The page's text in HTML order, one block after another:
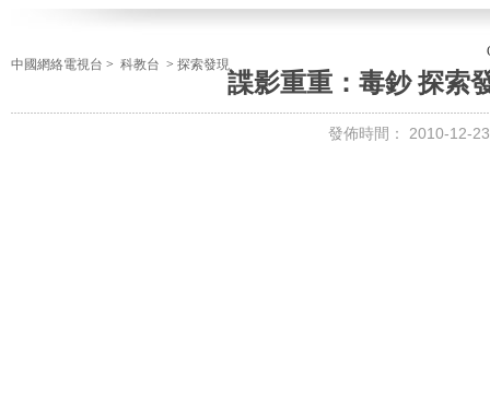
中國網絡電視台 > 科教台 > 探索發現
諜影重重：毒鈔 探索
發佈時間： 2010-12-